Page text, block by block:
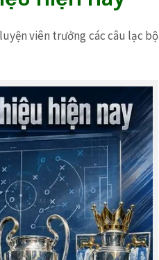
viên trưởng các câu lạc bộ